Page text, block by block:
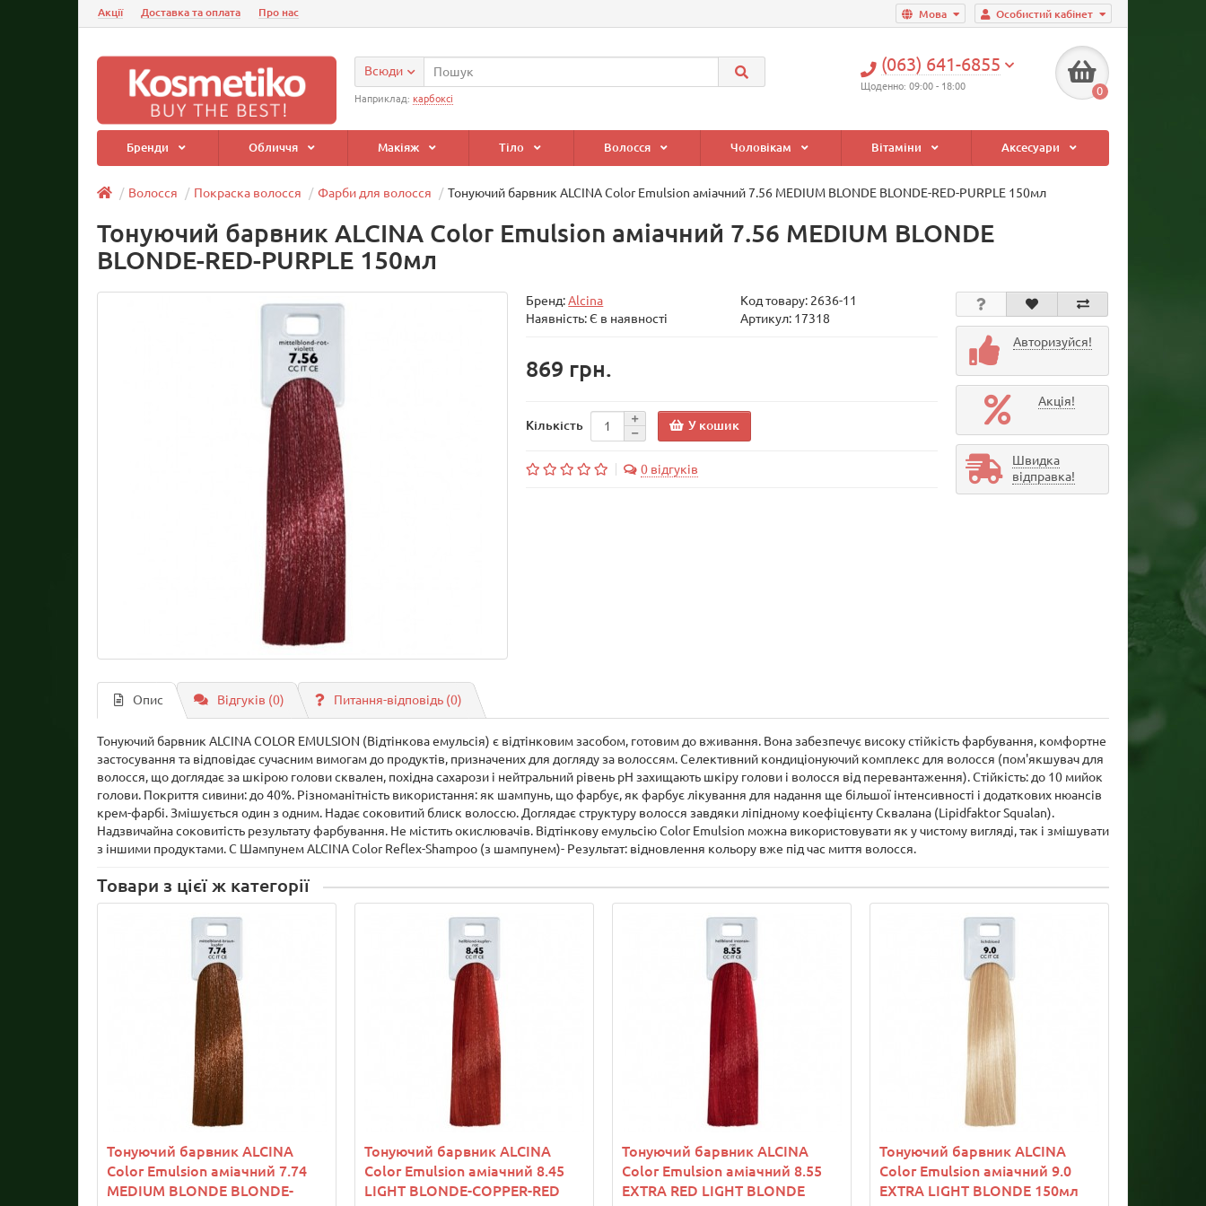
Особистий кабінет
Мова
Акції Доставка та оплата Про нас
(063) 641-6855
Щоденно: 09:00 - 18:00 0
Всюди
Наприклад: карбоксі
Бренди Обличчя Макіяж Тіло Волосся Чоловікам Вітаміни Аксесуари
Волосся Покраска волосся Фарби для волосся Тонуючий барвник ALCINA Color Emulsion аміачний 7.56 MEDIUM BLONDE BLONDE-RED-PURPLE 150мл
Тонуючий барвник ALCINA Color Emulsion аміачний 7.56 MEDIUM BLONDE
BLONDE-RED-PURPLE 150мл
Бренд:Alcina Код товару: 2636-11
Наявність: Є в наявності
Артикул: 17318
869 грн.
Кількість У кошик
0 відгуків
Авторизуйся!
Акція!
Швидка
відправка!
Опис Відгуків (0) Питання-відповідь (0)
Тонуючий барвник ALCINA COLOR EMULSION (Відтінкова емульсія) є відтінковим засобом, готовим до вживання. Вона забезпечує високу стійкість фарбування, комфортне
застосування та відповідає сучасним вимогам до продуктів, призначених для догляду за волоссям. Селективний кондиціонуючий комплекс для волосся (пом'якшувач для
волосся, що доглядає за шкірою голови сквален, похідна сахарози і нейтральний рівень рН захищають шкіру голови і волосся від перевантаження). Стійкість: до 10 мийок
голови. Покриття сивини: до 40%. Різноманітність використання: як шампунь, що фарбує, як фарбує лікування для надання ще більшої інтенсивності і додаткових нюансів
крем-фарбі. Змішується один з одним. Надає соковитий блиск волоссю. Доглядає структуру волосся завдяки ліпідному коефіцієнту Сквалана (Lipidfaktor Squalan).
Надзвичайна соковитість результату фарбування. Не містить окислювачів. Відтінкову емульсію Color Emulsion можна використовувати як у чистому вигляді, так і змішувати
з іншими продуктами. C Шампунем ALCINA Color Reflex-Shampoo (з шампунем)- Результат: відновлення кольору вже під час миття волосся.
Товари з цієї ж категорії
Тонуючий барвник ALCINA
Color Emulsion аміачний 7.74
MEDIUM BLONDE BLONDE-
Тонуючий барвник ALCINA
Color Emulsion аміачний 8.45
LIGHT BLONDE-COPPER-RED
Тонуючий барвник ALCINA
Color Emulsion аміачний 8.55
EXTRA RED LIGHT BLONDE
Тонуючий барвник ALCINA
Color Emulsion аміачний 9.0
EXTRA LIGHT BLONDE 150мл